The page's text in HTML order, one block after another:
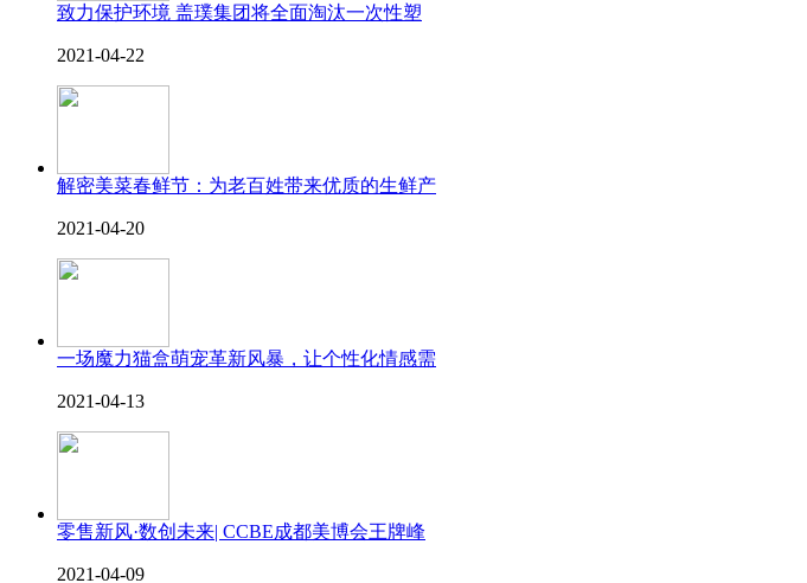
致力保护环境 盖璞集团将全面淘汰一次性塑
2021-04-22
解密美菜春鲜节：为老百姓带来优质的生鲜产
2021-04-20
一场魔力猫盒萌宠革新风暴，让个性化情感需
2021-04-13
零售新风·数创未来| CCBE成都美博会王牌峰
2021-04-09